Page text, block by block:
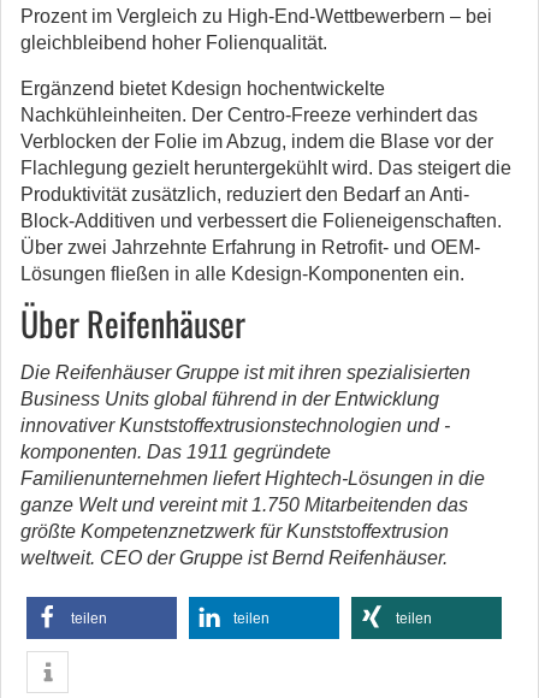
Prozent im Vergleich zu High-End-Wettbewerbern – bei
gleichbleibend hoher Folienqualität.
Ergänzend bietet Kdesign hochentwickelte
Nachkühleinheiten. Der Centro-Freeze verhindert das
Verblocken der Folie im Abzug, indem die Blase vor der
Flachlegung gezielt heruntergekühlt wird. Das steigert die
Produktivität zusätzlich, reduziert den Bedarf an Anti-
Block-Additiven und verbessert die Folieneigenschaften.
Über zwei Jahrzehnte Erfahrung in Retrofit- und OEM-
Lösungen fließen in alle Kdesign-Komponenten ein.
Über Reifenhäuser
Die Reifenhäuser Gruppe ist mit ihren spezialisierten
Business Units global führend in der Entwicklung
innovativer Kunststoffextrusionstechnologien und -
komponenten. Das 1911 gegründete
Familienunternehmen liefert Hightech-Lösungen in die
ganze Welt und vereint mit 1.750 Mitarbeitenden das
größte Kompetenznetzwerk für Kunststoffextrusion
weltweit. CEO der Gruppe ist Bernd Reifenhäuser.
teilen teilen teilen